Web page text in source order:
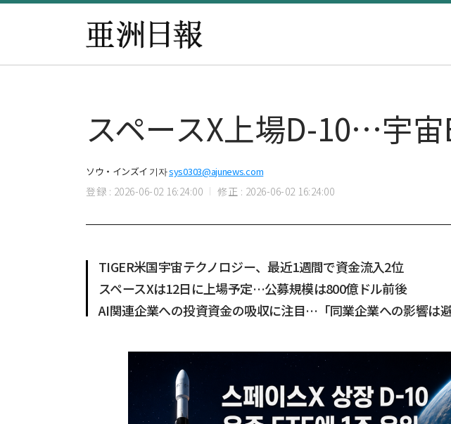
スペースX上場D-10…宇
ソウ・インズイ 기자sys0303@ajunews.com
登録 : 2026-06-02 16:24:00 修正 : 2026-06-02 16:24:00
TIGER米国宇宙テクノロジー、最近1週間で資金流入2位
スペースXは12日に上場予定…公募規模は800億ドル前後
AI関連企業への投資資金の吸収に注目…「同業企業への影響は避